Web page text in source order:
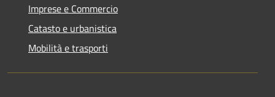
Imprese e Commercio
Catasto e urbanistica
Mobilità e trasporti